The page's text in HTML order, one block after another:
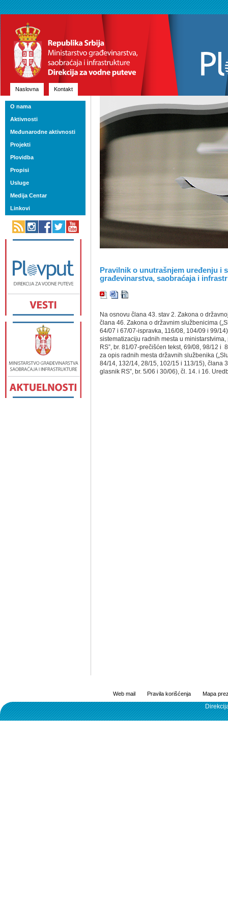
Naslovna Kontakt
Pravilnik o unutrašnjem uređenju i
građevinarstva, saobraćaja i
Na osnovu člana 43. stav 2. Zakona o
člana 46. Zakona o državnim službenicima
64/07 i 67/07-ispravka, 116/08, 104/09 i 99/
sistematizaciju radnih mesta u
RS”, br. 81/07-prečišćen tekst, 69/08, 98/12
za opis radnih mesta državnih službenika
84/14, 132/14, 28/15, 102/15 i 113/15), člana
glasnik RS”, br. 5/06 i 30/06), čl. 14. i 16.
O nama
Aktivnosti
Međunarodne aktivnosti
Projekti
Plovidba
Propisi
Usluge
Medija Centar
Linkovi
Web mail Pravila korišćenja Mapa